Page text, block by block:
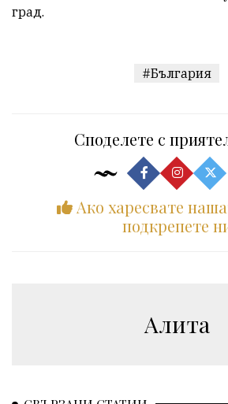
град.
#България
Споделете с
Ако харесвате
подкрепете
Алита